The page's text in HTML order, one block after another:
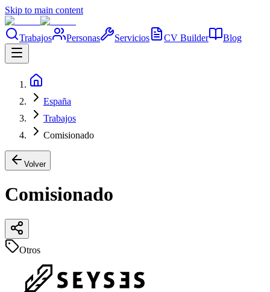
Skip to main content
Trabajos Personas Servicios CV Builder Blog
España
Trabajos
Comisionado
Volver
Comisionado
Otros